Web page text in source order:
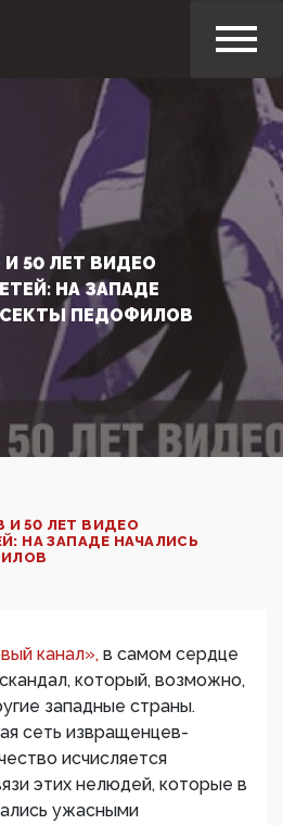
50 ЛЕТ ВИДЕО
НА ЗАПАДЕ
ПЕДОФИЛОВ
50 ЛЕТ ВИДЕО
НА ЗАПАДЕ НАЧАЛИСЬ
канал», в самом сердце
который, возможно,
западные страны.
сеть извращенцев-
исчисляется
этих нелюдей, которые в
ужасными